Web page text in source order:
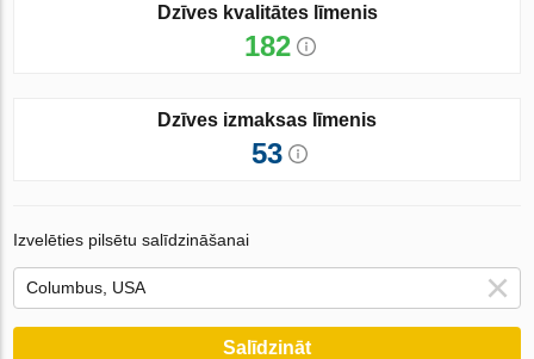
Dzīves kvalitātes līmenis
182
Dzīves izmaksas līmenis
53
Izvelēties pilsētu salīdzināšanai
Salīdzināt